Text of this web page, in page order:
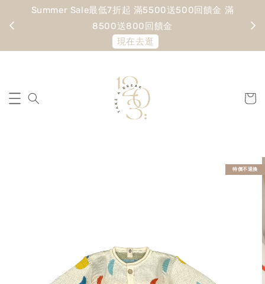
Summer Sale最低7折起 滿5500送500回饋金 滿
8500送800回饋金
現在去逛
特價不退換